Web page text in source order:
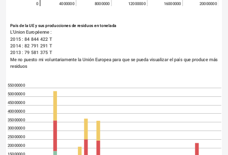
0 4000000 8000000 12000000 16000000 20000000
País de la UE y sus producciones de residuos en tonelada
L'Union Européenne :
2015 : 84 844 422 T
2014 : 82 791 291 T
2013 : 79 581 375 T
Me no puesto mi voluntariamente la Unión Europea para que se pueda visualizar el país que produce más
residuos
55000000
50000000
45000000
40000000
35000000
30000000
25000000
20000000